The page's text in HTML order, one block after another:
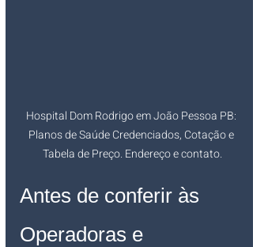
Hospital Dom Rodrigo em João Pessoa PB:
Planos de Saúde Credenciados, Cotação e
Tabela de Preço. Endereço e contato.
Antes de conferir às
Operadoras e